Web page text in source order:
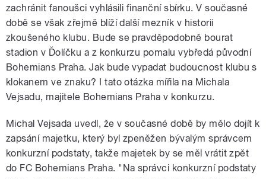
pause
zachránit fanoušci vyhlásili finanční sbírku. V současné
době se však zřejmě blíží další mezník v historii
zkoušeného klubu. Bude se pravděpodobně bourat
stadion v Ďolíčku a z konkurzu pomalu vybředá původní
Bohemians Praha. Jak bude vypadat budoucnost klubu s
klokanem ve znaku? I tato otázka mířila na Michala
Vejsadu, majitele Bohemians Praha v konkurzu.
Michal Vejsada uvedl, že v současné době by mělo dojít k
zapsání majetku, který byl zpeněžen bývalým správcem
konkurzní podstaty, takže majetek by se měl vrátit zpět
do FC Bohemians Praha. "Na správci konkurzní podstaty